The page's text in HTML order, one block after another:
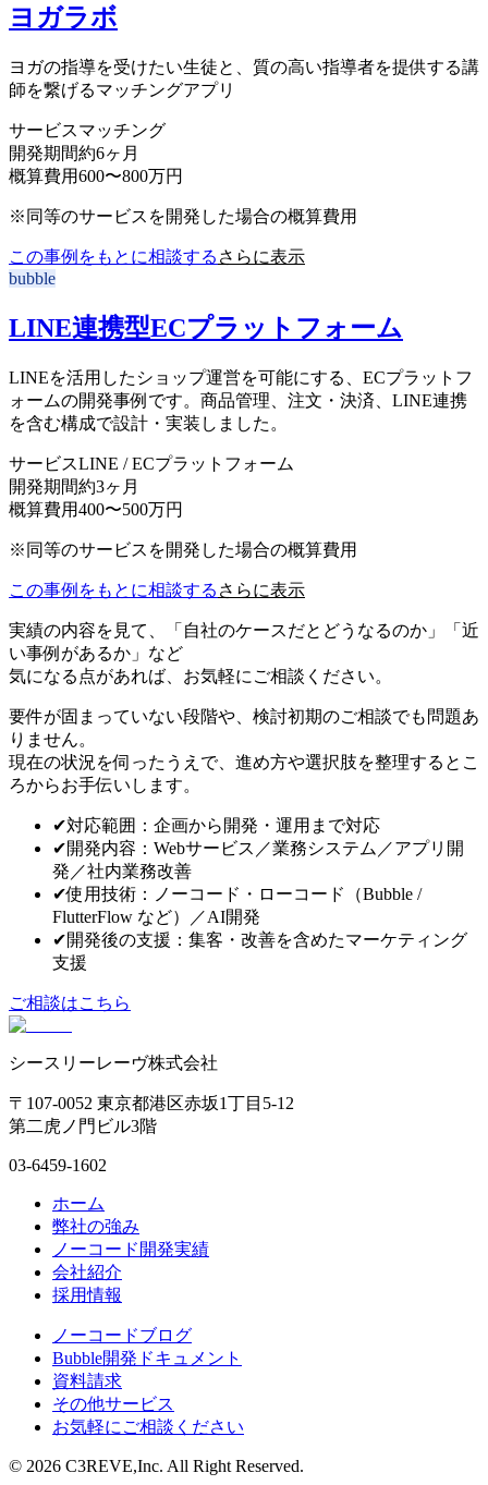
ヨガラボ
ヨガの指導を受けたい生徒と、質の高い指導者を提供する講
師を繋げるマッチングアプリ
サービスマッチング
開発期間約6ヶ月
概算費用600〜800万円
※同等のサービスを開発した場合の概算費用
この事例をもとに相談する さらに表示
bubble
LINE連携型ECプラットフォーム
LINEを活用したショップ運営を可能にする、ECプラットフ
ォームの開発事例です。商品管理、注文・決済、LINE連携
を含む構成で設計・実装しました。
サービスLINE / ECプラットフォーム
開発期間約3ヶ月
概算費用400〜500万円
※同等のサービスを開発した場合の概算費用
この事例をもとに相談する さらに表示
実績の内容を見て、「自社のケースだとどうなるのか」「近
い事例があるか」など
気になる点があれば、お気軽にご相談ください。
要件が固まっていない段階や、検討初期のご相談でも問題あ
りません。
現在の状況を伺ったうえで、進め方や選択肢を整理するとこ
ろからお手伝いします。
✔対応範囲：企画から開発・運用まで対応
✔開発内容：Webサービス／業務システム／アプリ開
発／社内業務改善
✔使用技術：ノーコード・ローコード（Bubble /
FlutterFlow など）／AI開発
✔開発後の支援：集客・改善を含めたマーケティング
支援
ご相談はこちら
シースリーレーヴ株式会社
〒107-0052 東京都港区赤坂1丁目5-12
第二虎ノ門ビル3階
03-6459-1602
ホーム
弊社の強み
ノーコード開発実績
会社紹介
採用情報
ノーコードブログ
Bubble開発ドキュメント
資料請求
その他サービス
お気軽にご相談ください
© 2026 C3REVE,Inc. All Right Reserved.